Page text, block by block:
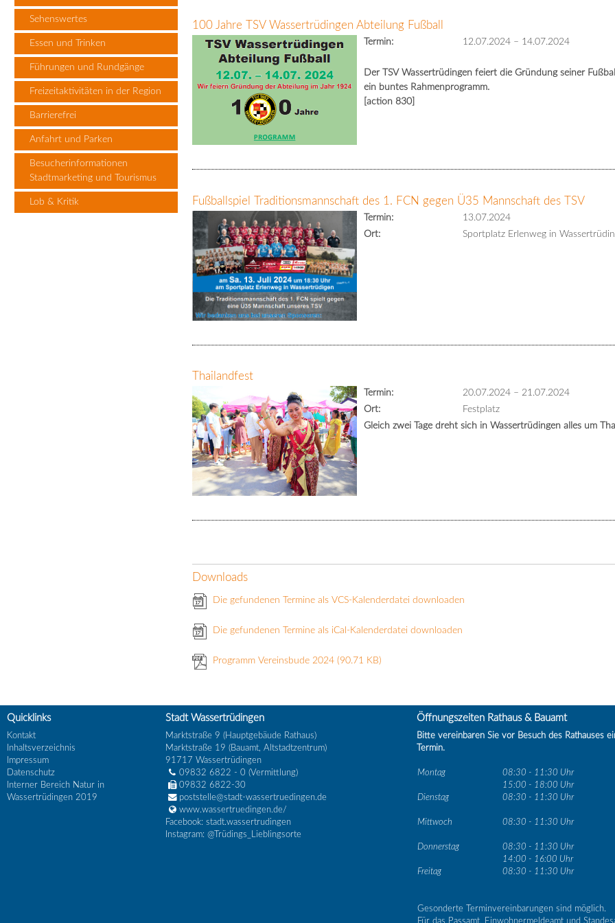
Sehenswertes
Essen und Trinken
Führungen und Rundgänge
Freizeitaktivitäten in der Region
Barrierefrei
Anfahrt und Parken
Besucherinformationen
Stadtmarketing und Tourismus
Lob & Kritik
100 Jahre TSV Wassertrüdingen Abteilung Fußball
Termin: 12.07.2024– 14.07.2024
Der TSV Wassertrüdingen feiert die Gründung seiner
ein buntes Rahmenprogramm.
[action 830]
Fußballspiel Traditionsmannschaft des 1. FCN gegen Ü35 Mannschaft des TSV
Termin:
13.07.2024
Ort:
Sportplatz Erlenweg in
Thailandfest
Termin: 20.07.2024– 21.07.2024
Ort:
Festplatz
Gleich zwei Tage dreht sich in Wassertrüdingen alles um
Downloads
Die gefundenen Termine als VCS-Kalenderdatei downloaden
Die gefundenen Termine als iCal-Kalenderdatei downloaden
Programm Vereinsbude 2024 (90.71 KB)
Quicklinks
Kontakt
Inhaltsverzeichnis
Impressum
Datenschutz
Interner Bereich Natur in
Wassertrüdingen 2019
Stadt Wassertrüdingen
Marktstraße 9 (Hauptgebäude Rathaus)
Marktstraße 19 (Bauamt, Altstadtzentrum)
91717 Wassertrüdingen
09832 6822 - 0 (Vermittlung)
09832 6822-30
poststelle@stadt-wassertruedingen.de
www.wassertruedingen.de/
Facebook: stadt.wassertrudingen
Instagram: @Trüdings_Lieblingsorte
Öffnungszeiten Rathaus & Bauamt
Bitte vereinbaren Sie vor Besuch des Rathauses
Termin.
Montag
08:30 - 11:30 Uhr
15:00 - 18:00 Uhr
Dienstag
08:30 - 11:30 Uhr
Mittwoch 08:30 - 11:30 Uhr
Donnerstag
08:30 - 11:30 Uhr
14:00 - 16:00 Uhr
Freitag
08:30 - 11:30 Uhr
Gesonderte Terminvereinbarungen sind möglich.
Für das Passamt, Einwohnermeldeamt und